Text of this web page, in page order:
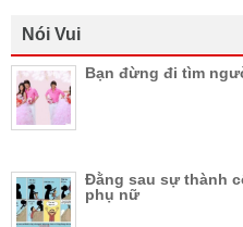
Nói Vui
Bạn đừng đi tìm
Đằng sau sự thành
phụ nữ